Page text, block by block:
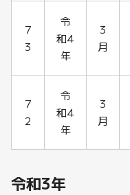
7
3
令
和4
年
3
月
7
2
令
和4
年
3
月
令和3年